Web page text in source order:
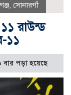
, সোনারগাঁ
রাউন্ড
১১
পড়া হয়েছে